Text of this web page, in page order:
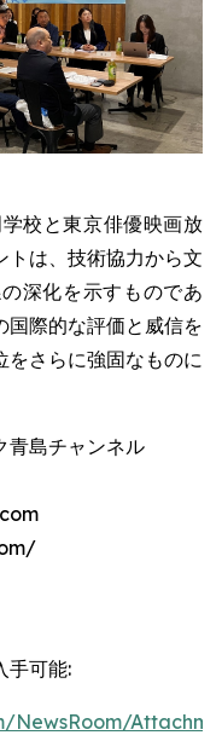
校と東京俳優映画放
トは、技術協力から文
深化を示すものであ
国際的な評価と威信を
さらに強固なものに
青島チャンネル
手可能:
NewsRoom/